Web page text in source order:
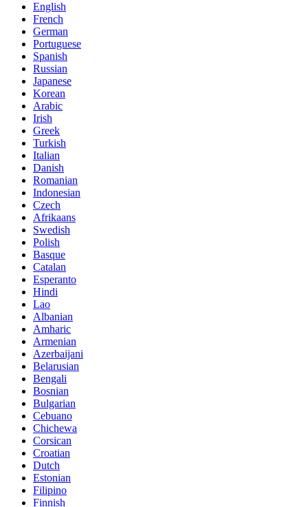
English
French
German
Portuguese
Spanish
Russian
Japanese
Korean
Arabic
Irish
Greek
Turkish
Italian
Danish
Romanian
Indonesian
Czech
Afrikaans
Swedish
Polish
Basque
Catalan
Esperanto
Hindi
Lao
Albanian
Amharic
Armenian
Azerbaijani
Belarusian
Bengali
Bosnian
Bulgarian
Cebuano
Chichewa
Corsican
Croatian
Dutch
Estonian
Filipino
Finnish